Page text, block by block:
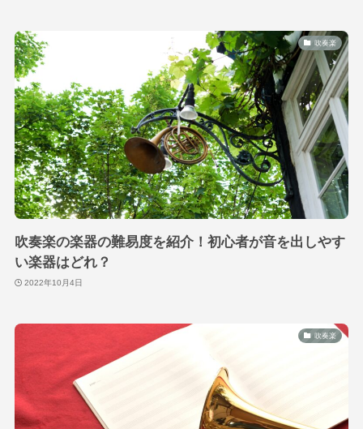
吹奏楽
吹奏楽の楽器の難易度を紹介！初心者が音を出しやす
い楽器はどれ？
2022年10月4日
吹奏楽